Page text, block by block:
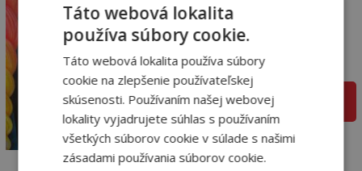
29,00
27 ,55€
Vysnívané copíky s
kanekalonom
Olga Olikova
Na sklade
pridať do košíka
Táto webová lokalita
používa súbory cookie.
Táto webová lokalita používa súbory
cookie na zlepšenie používateľskej
skúsenosti. Používaním našej webovej
lokality vyjadrujete súhlas s používaním
všetkých súborov cookie v súlade s našimi
zásadami používania súborov cookie.